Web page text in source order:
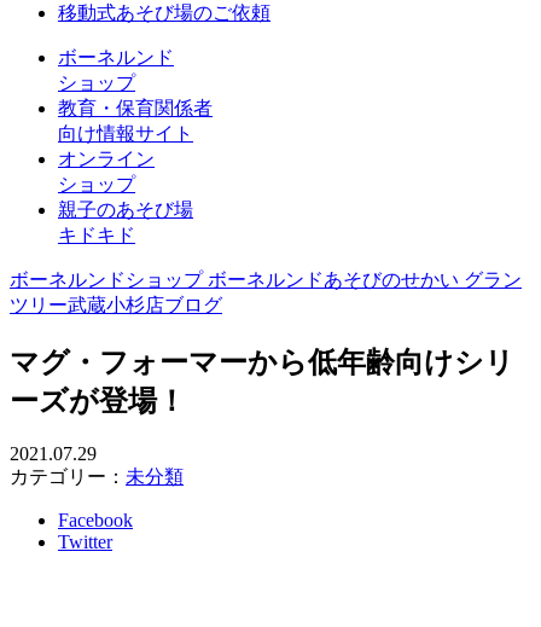
移動式あそび場のご依頼
ボーネルンド
ショップ
教育・保育関係者
向け情報サイト
オンライン
ショップ
親子のあそび場
キドキド
ボーネルンドショップ ボーネルンドあそびのせかい グラン
ツリー武蔵小杉店ブログ
マグ・フォーマーから低年齢向けシリ
ーズが登場！
2021.07.29
カテゴリー： 未分類
Facebook
Twitter